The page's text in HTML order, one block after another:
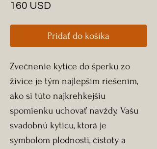
160 USD
Pridať do košíka
Zvečnenie kytice do šperku zo
živice je tým najlepším riešením,
ako si túto najkrehkejšiu
spomienku uchovať navždy. Vašu
svadobnú kyticu, ktorá je
symbolom plodnosti, čistoty a